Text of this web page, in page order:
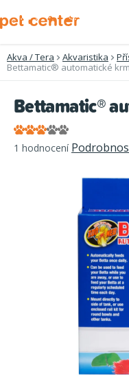
na
Akva / Tera Akvaristika
Bettamatic® automatické
Bettamatic®
Průměrné
hodnocení
1 hodnocení